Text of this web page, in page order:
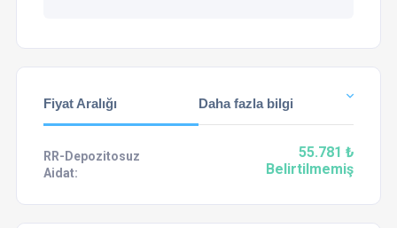
Fiyat Aralığı Daha fazla bilgi
RR-Depozitosuz 55.781 ₺
Aidat: Belirtilmemiş